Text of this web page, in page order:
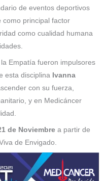
de eventos deportivos
como principal factor
como cualidad humana
Empatía fueron impulsores
esta disciplina Ivanna
con su fuerza,
y en Medicáncer
de Noviembre a partir de
de Envigado.